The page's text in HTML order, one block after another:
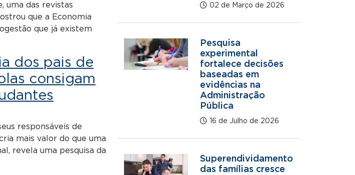
uma das revistas
que a Economia
que já existem
dos pais de
consigam
responsáveis de
mais valor do que uma
revela uma pesquisa da
02 de Março de 2026
Pesquisa
experimental
fortalece decisões
baseadas em
evidências na
Administração
Pública
16 de Julho de 2026
Superendividamento
das famílias cresce